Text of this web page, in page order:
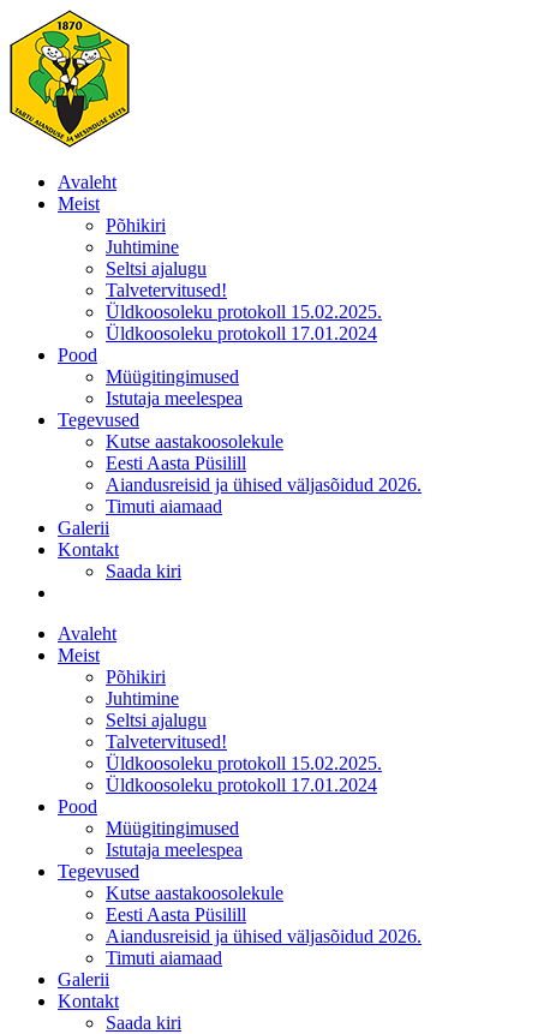
to
content
Avaleht
Meist
Põhikiri
Juhtimine
Seltsi ajalugu
Talvetervitused!
Üldkoosoleku protokoll 15.02.2025.
Üldkoosoleku protokoll 17.01.2024
Pood
Müügitingimused
Istutaja meelespea
Tegevused
Kutse aastakoosolekule
Eesti Aasta Püsilill
Aiandusreisid ja ühised väljasõidud 2026.
Timuti aiamaad
Galerii
Kontakt
Saada kiri
Avaleht
Meist
Põhikiri
Juhtimine
Seltsi ajalugu
Talvetervitused!
Üldkoosoleku protokoll 15.02.2025.
Üldkoosoleku protokoll 17.01.2024
Pood
Müügitingimused
Istutaja meelespea
Tegevused
Kutse aastakoosolekule
Eesti Aasta Püsilill
Aiandusreisid ja ühised väljasõidud 2026.
Timuti aiamaad
Galerii
Kontakt
Saada kiri